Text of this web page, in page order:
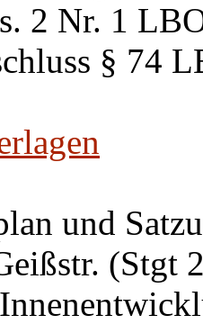
2 Nr. 1
§ 74
und
(Stgt